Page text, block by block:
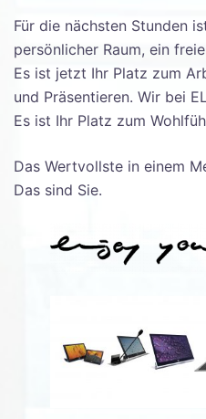
Für die nächsten Stunden
persönlicher Raum, ein
Es ist jetzt Ihr Platz zum
und Präsentieren. Wir bei
Es ist Ihr Platz zum
Das Wertvollste in einem
Das sind Sie.